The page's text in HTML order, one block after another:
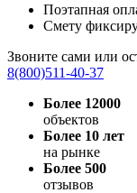
Поэтапная
Смету
Звоните сами или
8(800)511-40-37
Более 12000
объектов
Более 10 лет
на рынке
Более 500
отзывов